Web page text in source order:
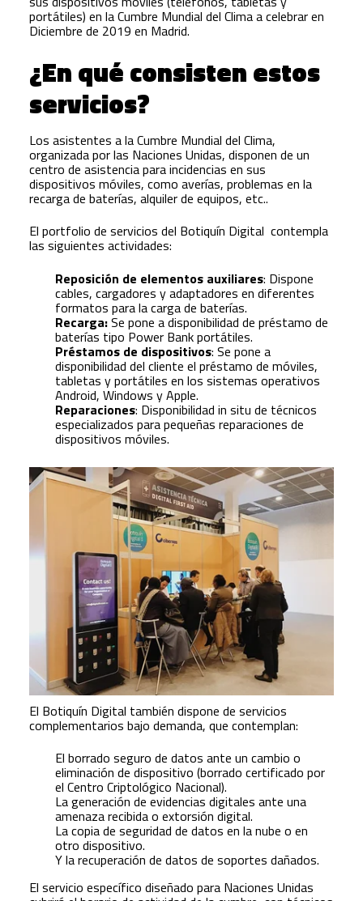
portátiles) en la Cumbre Mundial del Clima a celebrar en
Diciembre de 2019 en Madrid.
¿En qué consisten estos
servicios?
Los asistentes a la Cumbre Mundial del Clima,
organizada por las Naciones Unidas, disponen de un
centro de asistencia para incidencias en sus
dispositivos móviles, como averías, problemas en la
recarga de baterías, alquiler de equipos, etc..
El portfolio de servicios del Botiquín Digital contempla
las siguientes actividades:
Reposición de elementos auxiliares: Dispone
cables, cargadores y adaptadores en diferentes
formatos para la carga de baterías.
Recarga:Se pone a disponibilidad de préstamo de
baterías tipo Power Bank portátiles.
Préstamos de dispositivos: Se pone a
disponibilidad del cliente el préstamo de móviles,
tabletas y portátiles en los sistemas operativos
Android, Windows y Apple.
Reparaciones: Disponibilidad in situ de técnicos
especializados para pequeñas reparaciones de
dispositivos móviles.
El Botiquín Digital también dispone de servicios
complementarios bajo demanda, que contemplan:
El borrado seguro de datos ante un cambio o
eliminación de dispositivo (borrado certificado por
el Centro Criptológico Nacional).
La generación de evidencias digitales ante una
amenaza recibida o extorsión digital.
La copia de seguridad de datos en la nube o en
otro dispositivo.
Y la recuperación de datos de soportes dañados.
El servicio específico diseñado para Naciones Unidas